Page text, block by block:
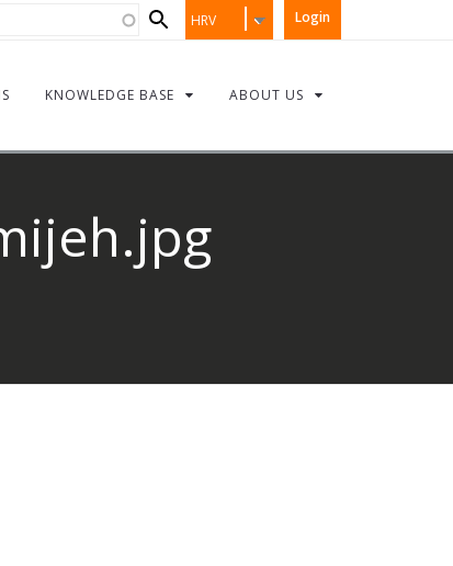
Login
HRV
KNOWLEDGE BASE ABOUT US